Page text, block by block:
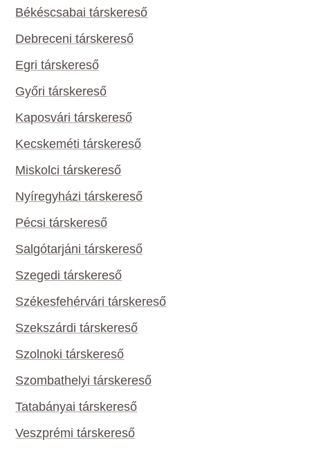
Békéscsabai társkereső
Debreceni társkereső
Egri társkereső
Győri társkereső
Kaposvári társkereső
Kecskeméti társkereső
Miskolci társkereső
Nyíregyházi társkereső
Pécsi társkereső
Salgótarjáni társkereső
Szegedi társkereső
Székesfehérvári társkereső
Szekszárdi társkereső
Szolnoki társkereső
Szombathelyi társkereső
Tatabányai társkereső
Veszprémi társkereső